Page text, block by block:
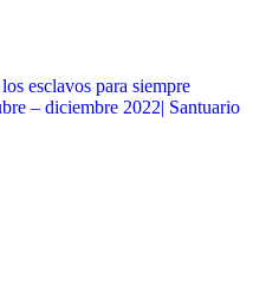
esclavos para siempre
– diciembre 2022| Santuario